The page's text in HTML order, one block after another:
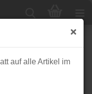
auf alle Artikel im